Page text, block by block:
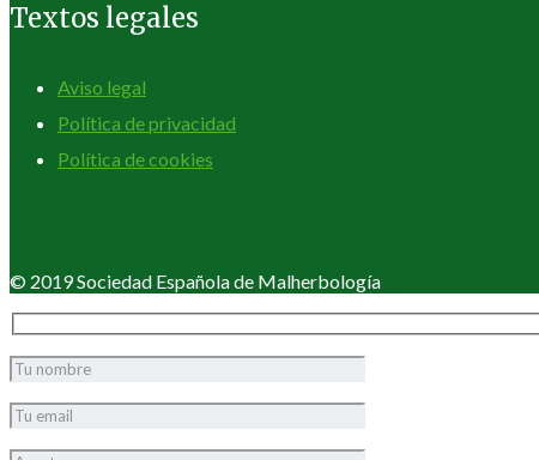
Textos legales
Aviso legal
Política de privacidad
Política de cookies
© 2019 Sociedad Española de Malherbología